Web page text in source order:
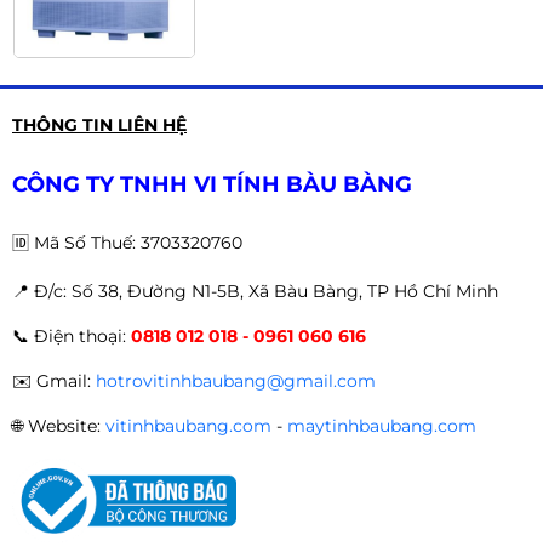
512GB - PC GAMING BÀU BÀNG
Liên hệ
6500XT\ H610M\ RAM 16GB\ SSD
Liên hệ
Máy XEON Giả Lập E5-2680 V4/ X99
Dual CPU/ Ram 64G/ NVME 512G/
THÔNG TIN LIÊN HỆ
CÔNG TY TNHH VI TÍNH BÀU BÀNG
🆔 Mã Số Thuế: 3703320760
📍 Đ/c: Số 38, Đường N1-5B, Xã Bàu Bàng, TP Hồ Chí Minh
📞 Điện thoại: 0818 012 018 - 0961 060 616
✉️ Gmail: hotrovitinhbaubang@gmail.com
🌐Website: vitinhbaubang.com - maytinhbaubang.com